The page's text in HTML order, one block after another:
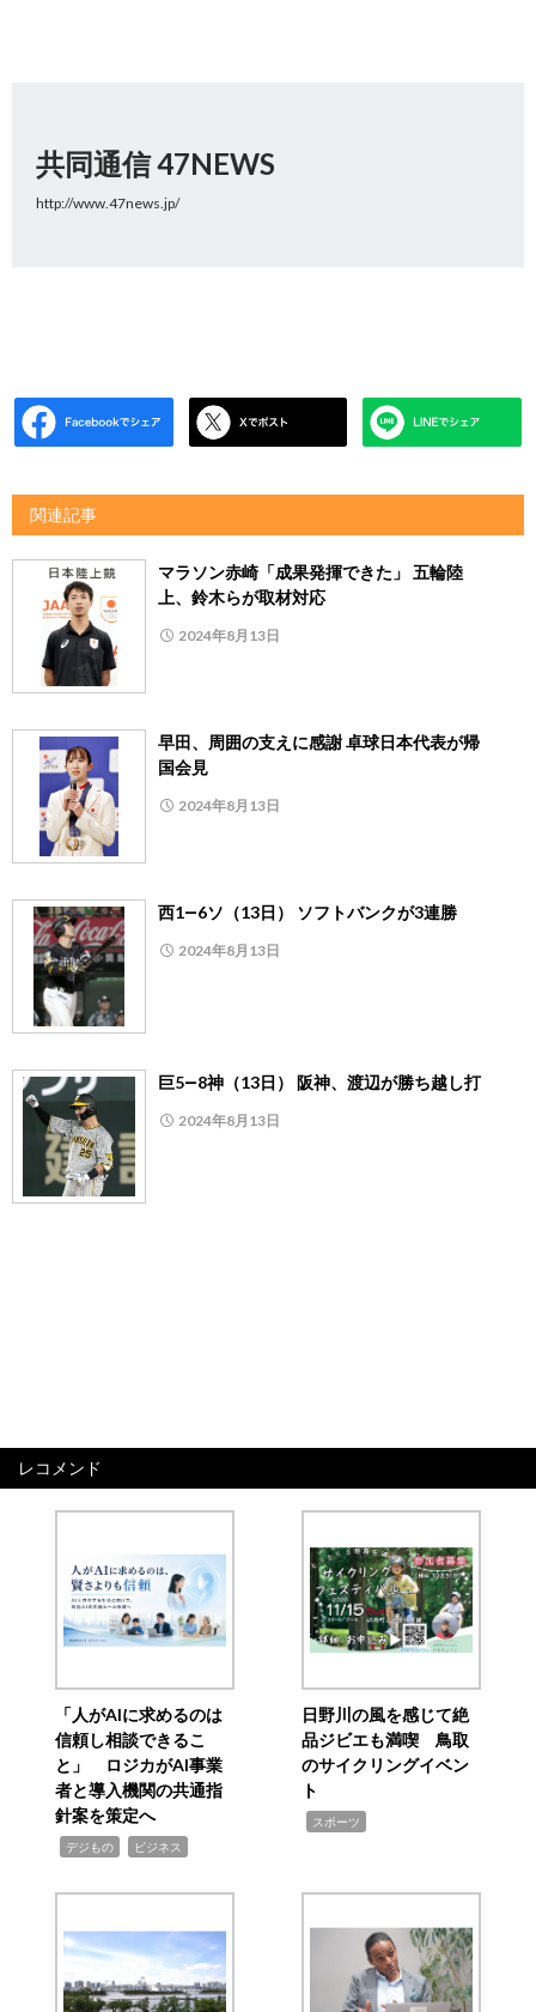
共同通信 47NEWS
http://www.47news.jp/
関連記事
マラソン赤崎「成果発揮できた」 五輪陸
上、鈴木らが取材対応
2024年8月13日
早田、周囲の支えに感謝 卓球日本代表が帰
国会見
2024年8月13日
西1―6ソ（13日） ソフトバンクが3連勝
2024年8月13日
巨5―8神（13日） 阪神、渡辺が勝ち越し打
2024年8月13日
レコメンド
「人がAIに求めるのは
信頼し相談できるこ
と」 ロジカがAI事業
者と導入機関の共通指
針案を策定へ
デジもの ビジネス
日野川の風を感じて絶
品ジビエも満喫 鳥取
のサイクリングイベン
ト
スポーツ